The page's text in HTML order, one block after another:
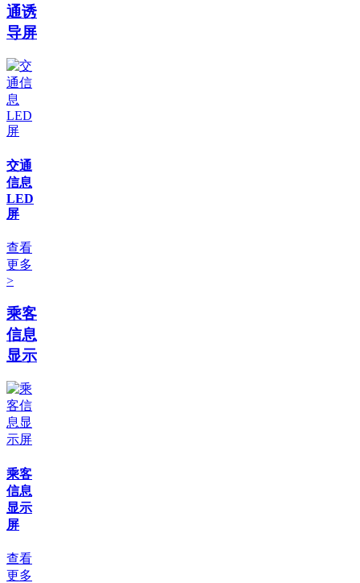
通诱
导屏
交通
信息
LED
屏
查看
更多
>
乘客
信息
显示
乘客
信息
显示
屏
查看
更多